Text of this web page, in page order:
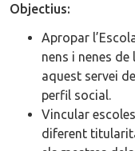
Objectius:
Apropar
nens i nenes
aquest servei
perfil social.
Vincular
diferent